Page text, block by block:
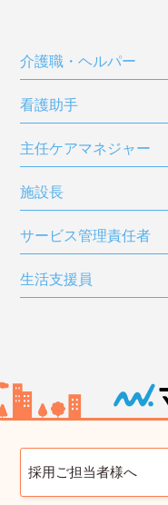
介護職・ヘルパー
看護助手
主任ケアマネジャー
施設長
サービス管理責任者
生活支援員
採用ご担当者様へ